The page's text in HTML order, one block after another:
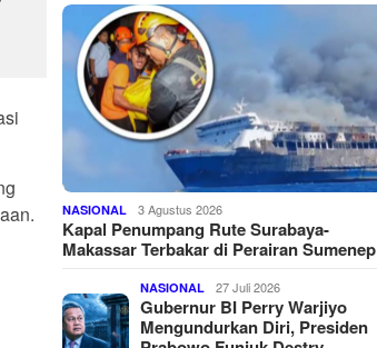
NASIONAL 3 Agustus 2026
Kapal Penumpang Rute Surabaya-
Makassar Terbakar di Perairan Sumenep
NASIONAL 27 Juli 2026
Gubernur BI Perry Warjiyo
Mengundurkan Diri, Presiden